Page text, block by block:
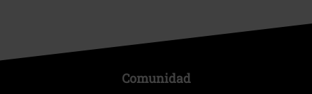
Comunidad